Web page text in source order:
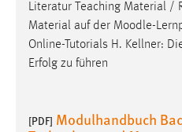
Literatur Teaching Material /
Material auf der Moodle-
Online-Tutorials H. Kellner:
Erfolg zu führen
[PDF] Modulhandbuch
Zweck:
Conversion-Tracking
Cookie Laufzeit: